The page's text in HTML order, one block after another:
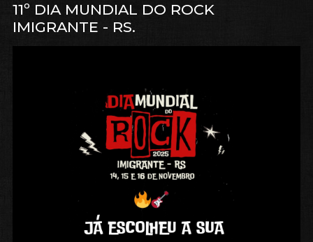
11º DIA MUNDIAL DO ROCK
IMIGRANTE - RS.